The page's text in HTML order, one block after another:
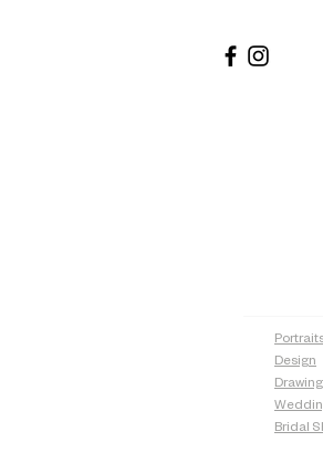
Design
Drawing
Bridal